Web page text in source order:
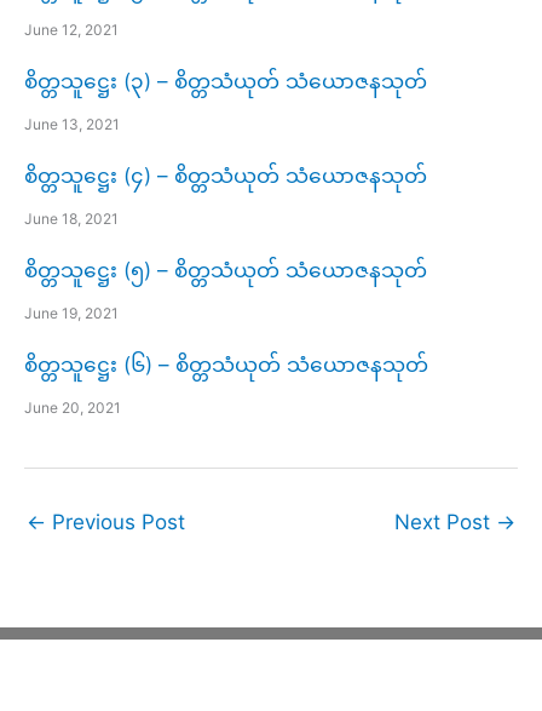
June 12, 2021
စိတ္တသူဋ္ဌေး (၃) – စိတ္တသံယုတ် သံယောဇနသုတ်
June 13, 2021
စိတ္တသူဋ္ဌေး (၄) – စိတ္တသံယုတ် သံယောဇနသုတ်
June 18, 2021
စိတ္တသူဋ္ဌေး (၅) – စိတ္တသံယုတ် သံယောဇနသုတ်
June 19, 2021
စိတ္တသူဋ္ဌေး (၆) – စိတ္တသံယုတ် သံယောဇနသုတ်
June 20, 2021
← Previous Post Next Post →